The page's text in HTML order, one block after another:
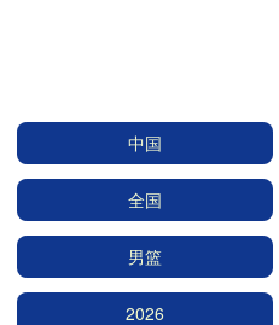
中国
全国
男篮
2026